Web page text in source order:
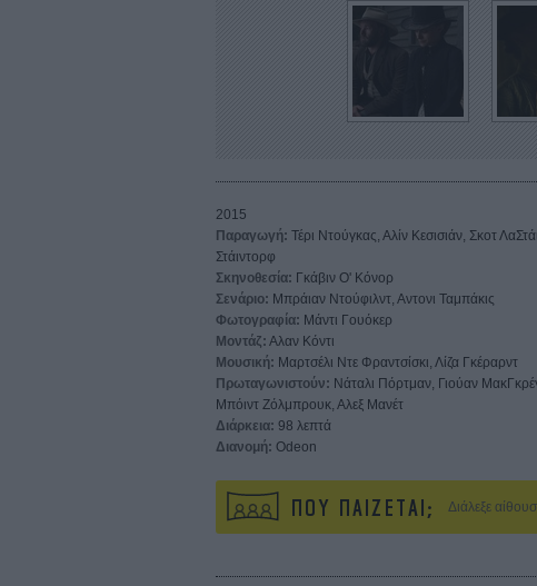
2015
Παραγωγή: Τέρι Ντούγκας, Αλίν Κεσισιάν, Σκοτ
Στάιντορφ
Σκηνοθεσία: Γκάβιν Ο' Κόνορ
Σενάριο: Μπράιαν Ντούφιλντ, Αντονι Ταμπάκις
Φωτογραφία: Μάντι Γουόκερ
Μοντάζ: Αλαν Κόντι
Μουσική: Μαρτσέλι Ντε Φραντσίσκι, Λίζα Γκέραρντ
Πρωταγωνιστούν: Νάταλι Πόρτμαν, Γιούαν
Μπόιντ Ζόλμπρουκ, Αλεξ Μανέτ
Διάρκεια: 98 λεπτά
Διανομή: Odeon
ΠΟΥ ΠΑΙΖΕΤΑΙ; Διάλεξε